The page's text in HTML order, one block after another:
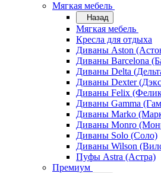
Мягкая мебель
Назад
Мягкая мебель
Кресла для отдыха
Диваны Aston
Диваны Barcelona
Диваны Delta
Диваны Dexter
Диваны Felix
Диваны Gamma
Диваны Marko
Диваны Monro
Диваны Solo (Соло)
Диваны Wilson
Пуфы Astra (Астра)
Премиум